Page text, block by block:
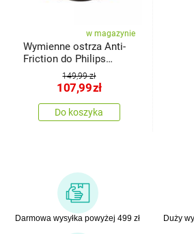
w magazynie
Wymienne ostrza Anti-
Friction do Philips
OneBlade QP225/50
149,99 zł
107,99zł
Do koszyka
Darmowa wysyłka powyżej 499 zł
Duży